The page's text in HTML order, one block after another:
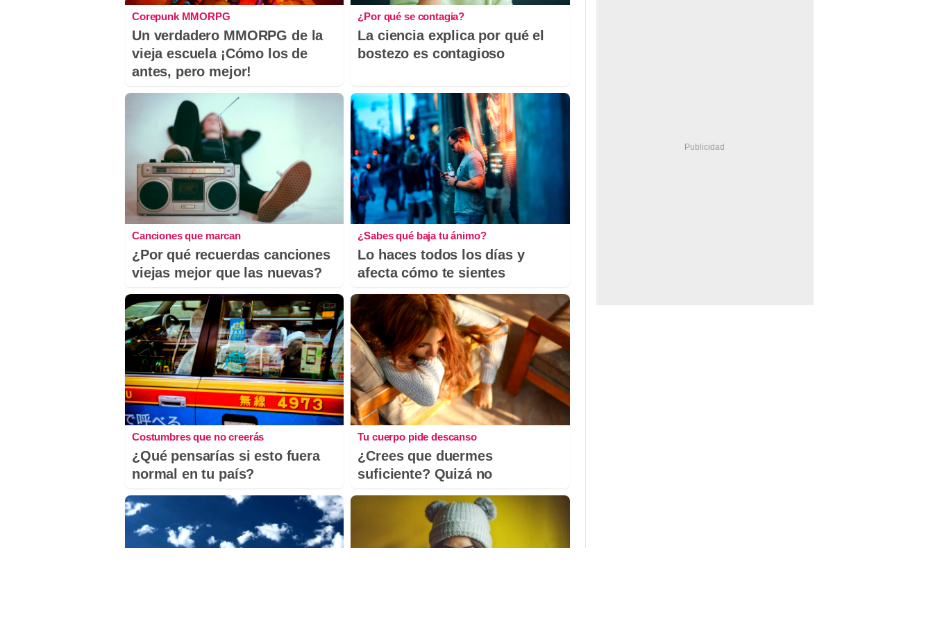
Corepunk MMORPG
Un verdadero MMORPG de la
vieja escuela ¡Cómo los de
antes, pero mejor!
¿Por qué se contagia?
La ciencia explica por qué el
bostezo es contagioso
Canciones que marcan
¿Por qué recuerdas canciones
viejas mejor que las nuevas?
¿Sabes qué baja tu ánimo?
Lo haces todos los días y
afecta cómo te sientes
Costumbres que no creerás
¿Qué pensarías si esto fuera
normal en tu país?
Tu cuerpo pide descanso
¿Crees que duermes
suficiente? Quizá no